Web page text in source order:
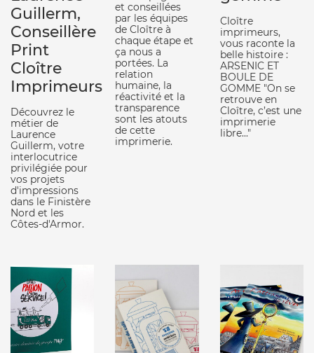
Guillerm,
Conseillère
Print
Cloître
Imprimeurs
Découvrez le
métier de
Laurence
Guillerm, votre
interlocutrice
privilégiée pour
vos projets
d'impressions
dans le Finistère
Nord et les
Côtes-d'Armor.
et conseillées
par les équipes
de Cloître à
chaque étape et
ça nous a
portées. La
relation
humaine, la
réactivité et la
transparence
sont les atouts
de cette
imprimerie.
Cloître
imprimeurs,
vous raconte la
belle histoire :
ARSENIC ET
BOULE DE
GOMME "On se
retrouve en
Cloître, c’est une
imprimerie
libre..."